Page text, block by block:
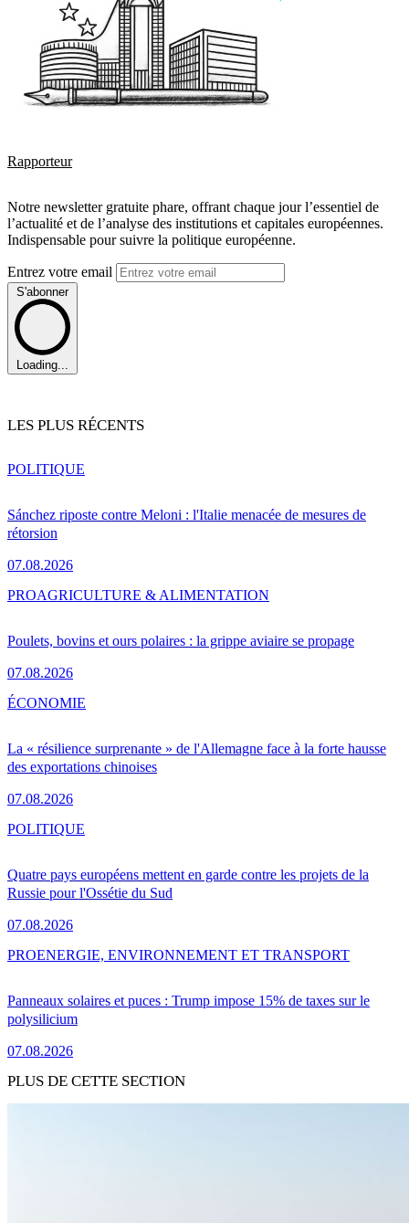
Rapporteur
Notre newsletter gratuite phare, offrant chaque jour l’essentiel de
l’actualité et de l’analyse des institutions et capitales européennes.
Indispensable pour suivre la politique européenne.
Entrez votre email
S'abonner
Loading...
LES PLUS RÉCENTS
Sánchez riposte contre Meloni : l'Italie menacée de mesures de
rétorsion
07.08.2026
POLITIQUE
Poulets, bovins et ours polaires : la grippe aviaire se propage
07.08.2026
PROAGRICULTURE & ALIMENTATION
La « résilience surprenante » de l'Allemagne face à la forte hausse
des exportations chinoises
07.08.2026
ÉCONOMIE
Quatre pays européens mettent en garde contre les projets de la
Russie pour l'Ossétie du Sud
07.08.2026
POLITIQUE
Panneaux solaires et puces : Trump impose 15% de taxes sur le
polysilicium
07.08.2026
PROENERGIE, ENVIRONNEMENT ET TRANSPORT
PLUS DE CETTE SECTION